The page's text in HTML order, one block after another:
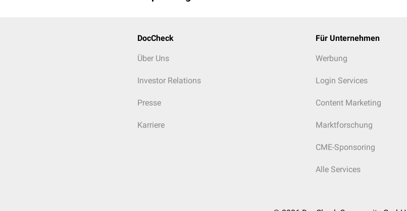
DocCheck
Über Uns
Investor Relations
Presse
Karriere
Für Unternehmen
Werbung
Login Services
Content Marketing
Marktforschung
CME-Sponsoring
Alle Services